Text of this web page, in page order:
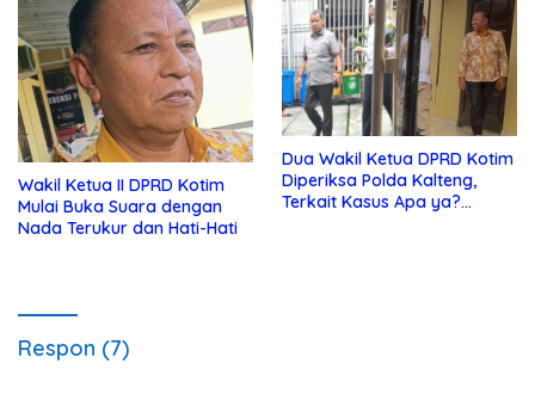
Wakil Ketua II DPRD Kotim
Mulai Buka Suara dengan
Nada Terukur dan Hati-Hati
Dua Wakil Ketua DPRD Kotim
Diperiksa Polda Kalteng,
Terkait Kasus Apa ya?…
Respon (7)